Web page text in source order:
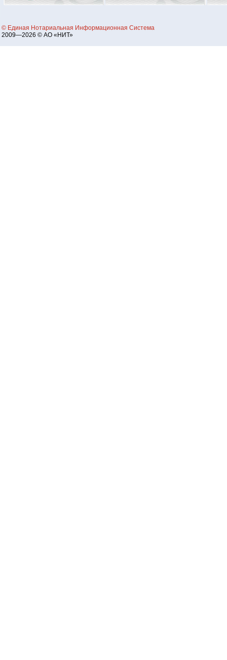
© Единая Нотариальная Информационная Система
2009—2026 © АО «НИТ»